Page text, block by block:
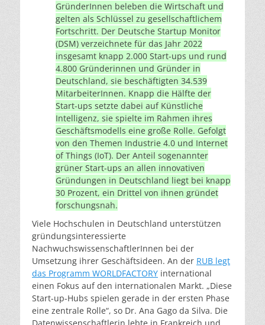
GründerInnen beleben die Wirtschaft und
gelten als Schlüssel zu gesellschaftlichem
Fortschritt. Der Deutsche Startup Monitor
(DSM) verzeichnete für das Jahr 2022
insgesamt knapp 2.000 Start-ups und rund
4.800 Gründerinnen und Gründer in
Deutschland, sie beschäftigten 34.539
MitarbeiterInnen. Knapp die Hälfte der
Start-ups setzte dabei auf Künstliche
Intelligenz, sie spielte im Rahmen ihres
Geschäftsmodells eine große Rolle. Gefolgt
von den Themen Industrie 4.0 und Internet
of Things (IoT). Der Anteil sogenannter
grüner Start-ups an allen innovativen
Gründungen in Deutschland liegt bei knapp
30 Prozent, ein Drittel von ihnen gründet
forschungsnah.
Viele Hochschulen in Deutschland unterstützen
gründungsinteressierte
NachwuchswissenschaftlerInnen bei der
Umsetzung ihrer Geschäftsideen. An der RUB legt
das Programm WORLDFACTORY international
einen Fokus auf den internationalen Markt. „Diese
Start-up-Hubs spielen gerade in der ersten Phase
eine zentrale Rolle“, so Dr. Ana Gago da Silva. Die